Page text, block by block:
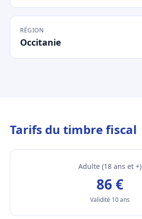
RÉGION
Occitanie
Tarifs du timbre fiscal
Adulte (18 ans et +)
86 €
Validité 10 ans